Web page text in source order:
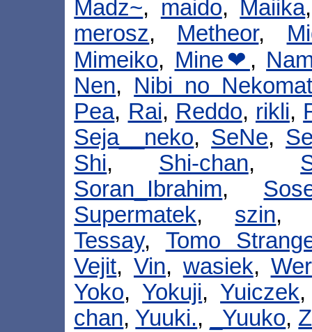
Madz~, maido, Maiika
merosz, Metheor,
Mimeiko, Mine❤ ,
Nen, Nibi no
Pea, Rai, Reddo, rikli,
Seja__neko, SeNe,
Shi, Shi-chan,
Soran_Ibrahim,
Supermatek, szin
Tessay, Tomo
Vejit,Vin, wasiek,
Yoko, Yokuji, Yuiczek
chan, Yuuki., _Yuuko,